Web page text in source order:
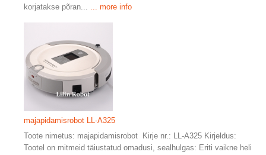
korjatakse põran...
... more info
majapidamisrobot LL-A325
Toote nimetus: majapidamisrobot Kirje nr.: LL-A325 Kirjeldus:
Tootel on mitmeid täiustatud omadusi, sealhulgas: Eriti vaikne heli